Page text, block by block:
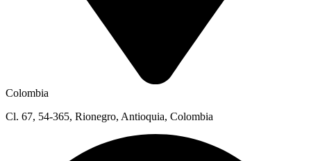
Colombia
Cl. 67, 54-365, Rionegro, Antioquia, Colombia